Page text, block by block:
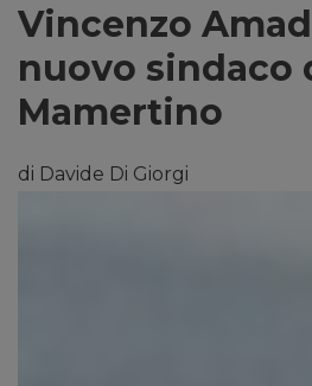
Vincenzo
nuovo sindaco
Mamertino
di Davide Di Giorgi